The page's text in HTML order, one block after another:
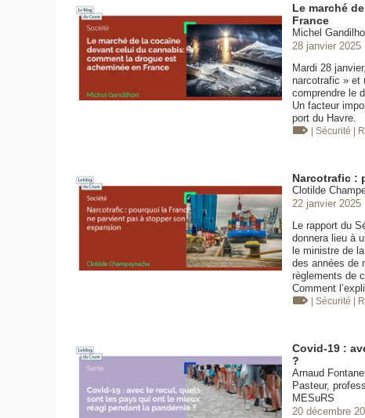
Le marché
France
Michel
28 janvier 2025
Mardi 28
narcotrafic » et
comprendre le
Un facteur
port du Havre.
| Sécurité |
Narcotrafic :
Clotilde
22 janvier 2025
Le rapport du
donnera lieu à
le ministre de
des années de
règlements de
Comment
| Sécurité |
Covid-19 :
?
Arnaud
Pasteur,
MESuRS
20 décembre